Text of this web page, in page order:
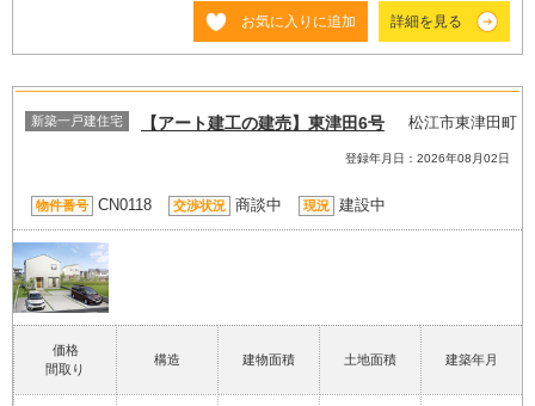
お気に入りに追加 詳細を見る
新築一戸建住宅 【アート建工の建売】東津田6号 松江市東津田町
登録年月日：2026年08月02日
物件番号 CN0118 交渉状況 商談中 現況 建設中
価格
間取り
構造 建物面積 土地面積 建築年月